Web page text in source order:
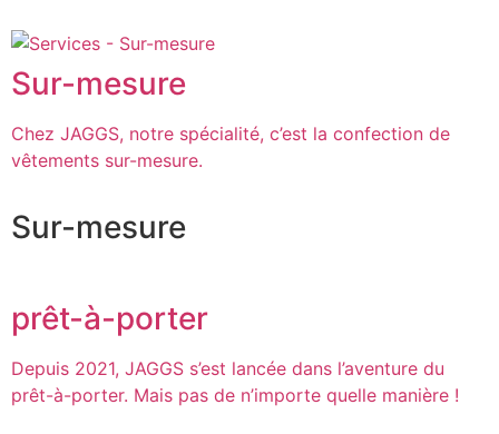
Sur-mesure
Chez JAGGS, notre spécialité, c’est la confection de
vêtements sur-mesure.
Sur-mesure
prêt-à-porter
Depuis 2021, JAGGS s’est lancée dans l’aventure du
prêt-à-porter. Mais pas de n’importe quelle manière !